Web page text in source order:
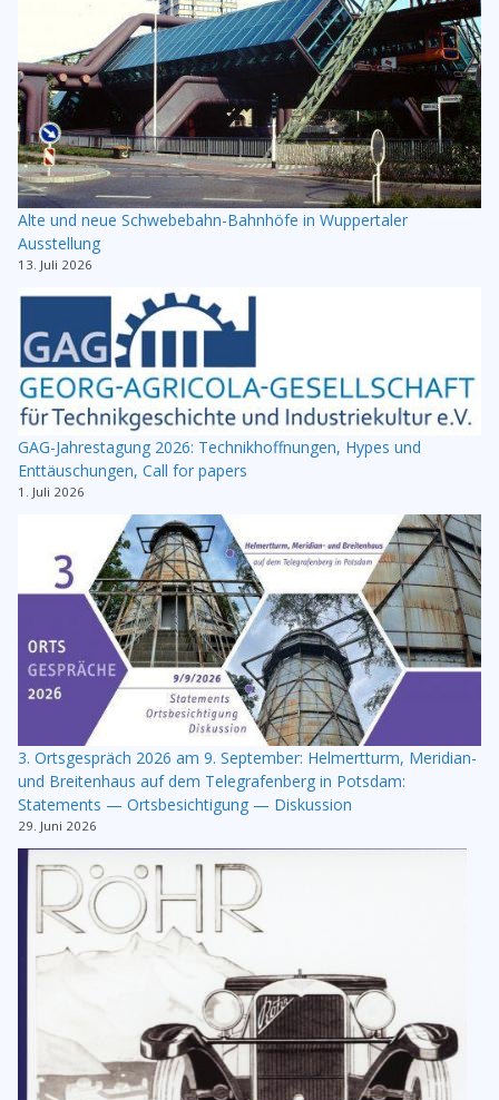
Alte und neue Schwebebahn-Bahnhöfe in Wuppertaler
Ausstellung
13. Juli 2026
GAG-Jahrestagung 2026: Technikhoffnungen, Hypes und
Enttäuschungen, Call for papers
1. Juli 2026
3. Ortsgespräch 2026 am 9. September: Helmertturm, Meridian-
und Breitenhaus auf dem Telegrafenberg in Potsdam:
Statements — Ortsbesichtigung — Diskussion
29. Juni 2026